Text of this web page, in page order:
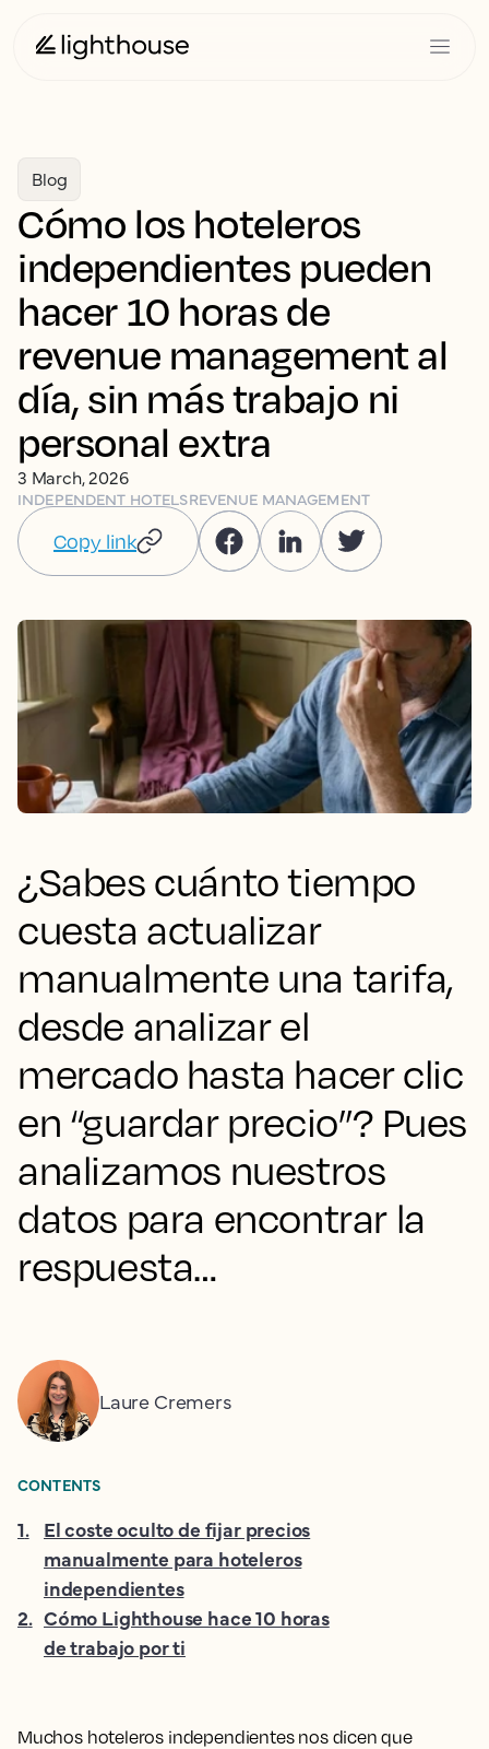
Blog
Cómo los hoteleros
independientes pueden
hacer 10 horas de
revenue management al
día, sin más trabajo ni
personal extra
3 March, 2026
INDEPENDENT HOTELSREVENUE MANAGEMENT
Copy link
¿Sabes cuánto tiempo
cuesta actualizar
manualmente una tarifa,
desde analizar el
mercado hasta hacer clic
en “guardar precio”? Pues
analizamos nuestros
datos para encontrar la
respuesta…
Muchos hoteleros independientes nos dicen que
Laure Cremers
CONTENTS
1. El coste oculto de fijar precios
manualmente para hoteleros
independientes
2. Cómo Lighthouse hace 10 horas
de trabajo por ti